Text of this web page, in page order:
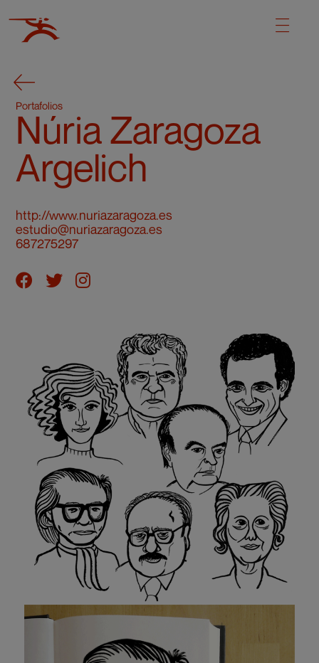
Portafolios
Núria Zaragoza
Argelich
http://www.nuriazaragoza.es
estudio@nuriazaragoza.es
687275297